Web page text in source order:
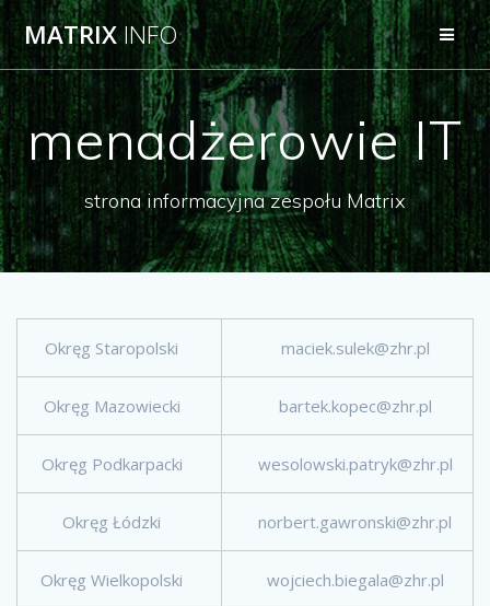
Przejdź
do
treści
MATRIXINFO
menadżerowie IT
strona informacyjna zespołu Matrix
Okręg Staropolski maciek.sulek@zhr.pl
Okręg Mazowiecki bartek.kopec@zhr.pl
Okręg Podkarpacki wesolowski.patryk@zhr.pl
Okręg Łódzki norbert.gawronski@zhr.pl
Okręg Wielkopolski wojciech.biegala@zhr.pl